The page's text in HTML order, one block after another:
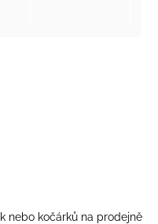
nebo kočárků na prodejně